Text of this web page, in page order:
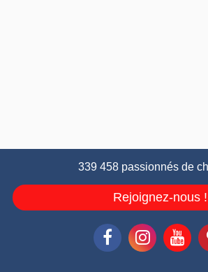
339 458 passionnés de
Rejoignez-nous !